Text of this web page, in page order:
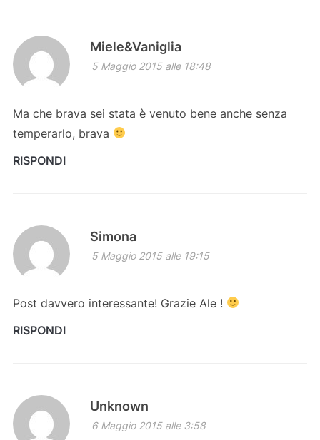
Miele&Vaniglia
5 Maggio 2015 alle 18:48
Ma che brava sei stata è venuto bene anche senza
temperarlo, brava
RISPONDI
Simona
5 Maggio 2015 alle 19:15
Post davvero interessante! Grazie Ale !
RISPONDI
Unknown
6 Maggio 2015 alle 3:58